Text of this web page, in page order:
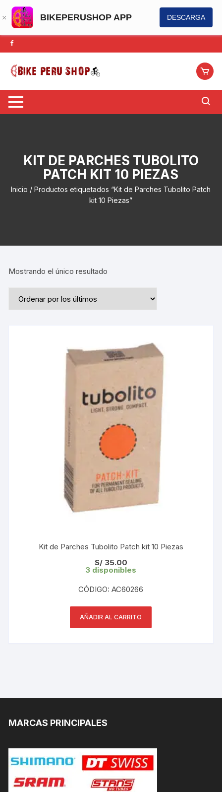
BIKEPERUSHOP APP DESCARGA
Saltar
al
contenido
KIT DE PARCHES TUBOLITO
PATCH KIT 10 PIEZAS
Inicio / Productos etiquetados “Kit de Parches Tubolito Patch
kit 10 Piezas”
Mostrando el único resultado
Kit de Parches Tubolito Patch kit 10 Piezas
S/35.00
3 disponibles
CÓDIGO: AC60266
AÑADIR AL CARRITO
MARCAS PRINCIPALES